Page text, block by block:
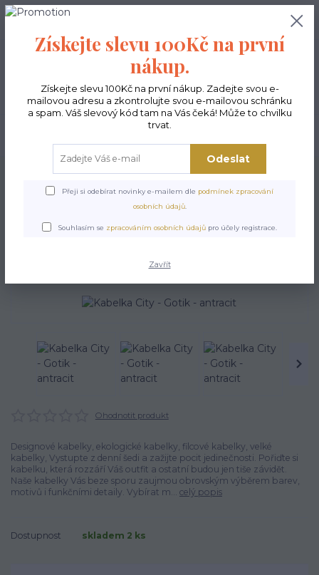
0,00 Kč
Kabelky ekologické Kabelky velké Kabelky City antracit
Kabelka City - Gotik -
Ohodnotit produkt
Designové kabelky, ekologické kabelky, filcové kabelky, velké
kabelky, Vystupte z denní šedi a zažijte pocit jedinečnosti. Pořiďte si
kabelku, která rozzáří Váš outfit a ostatní budou jen tiše závidět.
Naše kabelky Vás beze sporu zaujmou obrovským výběrem barev,
motivů i funkčními detaily. Vybírat m... celý popis
Dostupnost skladem 2 ks
Získejte slevu 100Kč na první
nákup.
Získejte slevu 100Kč na první nákup. Zadejte svou e-
mailovou adresu a zkontrolujte svou e-mailovou schránku
a spam. Váš slevový kód tam na Vás čeká! Může to chvilku
trvat.
Odeslat
Přeji si odebírat novinky e-mailem dle podmínek zpracování
osobních údajů.
Souhlasím se zpracováním osobních údajů pro účely registrace.
Zavřít